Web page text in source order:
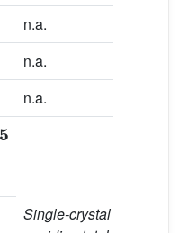
n.a.
n.a.
n.a.
Single-crystal